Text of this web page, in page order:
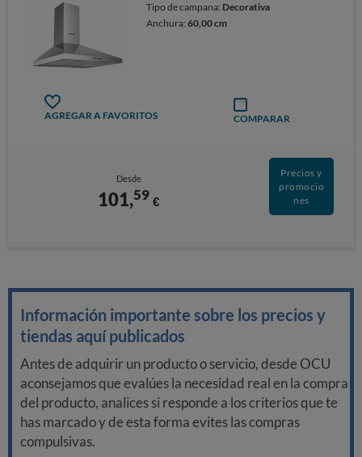
Tipo de campana: Decorativa
Anchura:60,00 cm
AGREGAR A FAVORITOS COMPARAR
Desde
101,59 €
Precios y
promocio
nes
Información importante sobre los precios y
tiendas aquí publicados
Antes de adquirir un producto o servicio, desde OCU
aconsejamos que evalúes la necesidad real en la compra
del producto, analices si responde a los criterios que te
has marcado y de esta forma evites las compras
compulsivas.